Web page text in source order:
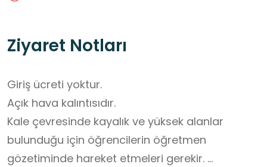
Ziyaret Notları
Giriş ücreti yoktur.
Açık hava kalıntısıdır.
Kale çevresinde kayalık ve yüksek alanlar
bulunduğu için öğrencilerin öğretmen
gözetiminde hareket etmeleri gerekir.